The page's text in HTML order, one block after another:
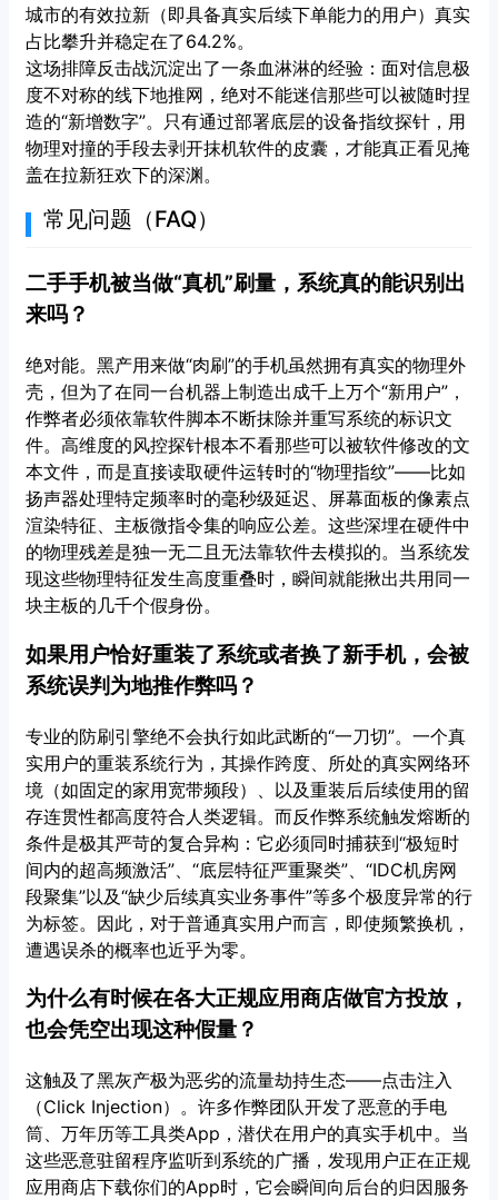
城市的有效拉新（即具备真实后续下单能力的用户）真实
占比攀升并稳定在了64.2%。
这场排障反击战沉淀出了一条血淋淋的经验：面对信息极
度不对称的线下地推网，绝对不能迷信那些可以被随时捏
造的“新增数字”。只有通过部署底层的设备指纹探针，用
物理对撞的手段去剥开抹机软件的皮囊，才能真正看见掩
盖在拉新狂欢下的深渊。
常见问题（FAQ）
二手手机被当做“真机”刷量，系统真的能识别出
来吗？
绝对能。黑产用来做“肉刷”的手机虽然拥有真实的物理外
壳，但为了在同一台机器上制造出成千上万个“新用户”，
作弊者必须依靠软件脚本不断抹除并重写系统的标识文
件。高维度的风控探针根本不看那些可以被软件修改的文
本文件，而是直接读取硬件运转时的“物理指纹”——比如
扬声器处理特定频率时的毫秒级延迟、屏幕面板的像素点
渲染特征、主板微指令集的响应公差。这些深埋在硬件中
的物理残差是独一无二且无法靠软件去模拟的。当系统发
现这些物理特征发生高度重叠时，瞬间就能揪出共用同一
块主板的几千个假身份。
如果用户恰好重装了系统或者换了新手机，会被
系统误判为地推作弊吗？
专业的防刷引擎绝不会执行如此武断的“一刀切”。一个真
实用户的重装系统行为，其操作跨度、所处的真实网络环
境（如固定的家用宽带频段）、以及重装后后续使用的留
存连贯性都高度符合人类逻辑。而反作弊系统触发熔断的
条件是极其严苛的复合异构：它必须同时捕获到“极短时
间内的超高频激活”、“底层特征严重聚类”、“IDC机房网
段聚集”以及“缺少后续真实业务事件”等多个极度异常的行
为标签。因此，对于普通真实用户而言，即使频繁换机，
遭遇误杀的概率也近乎为零。
为什么有时候在各大正规应用商店做官方投放，
也会凭空出现这种假量？
这触及了黑灰产极为恶劣的流量劫持生态——点击注入
（Click Injection）。许多作弊团队开发了恶意的手电
筒、万年历等工具类App，潜伏在用户的真实手机中。当
这些恶意驻留程序监听到系统的广播，发现用户正在正规
应用商店下载你们的App时，它会瞬间向后台的归因服务